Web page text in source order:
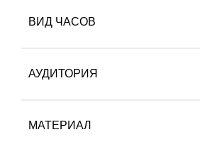
ВИД ЧАСОВ
АУДИТОРИЯ
МАТЕРИАЛ